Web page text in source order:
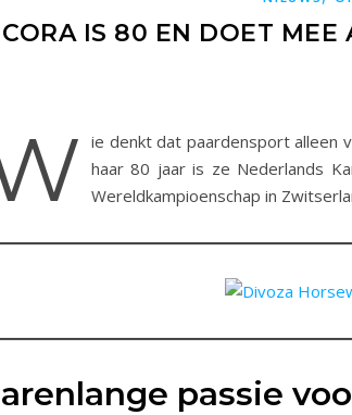
CORA IS 80 EN DOET
ie denkt dat paardensport alleen
haar 80 jaar is ze Nederlands
Wereldkampioenschap in
passie